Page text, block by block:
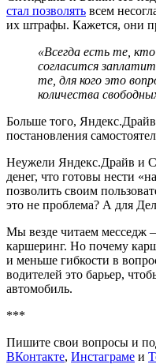
стал позволять всем
их штрафы. Кажется, они
«Всегда есть те,
согласится
те, для кого это
количества
Больше того, Яндекс.Драйв
постановления
Неужели Яндекс.Драйв и
денег, что готовы нести
позволить своим
это не проблема? А для
Мы везде читаем месседж
каршеринг. Но почему
и меньше гибкости в
водителей это барьер,
автомобиль.
***
Пишите свои вопросы и
ВКонтакте, Инстаграме и